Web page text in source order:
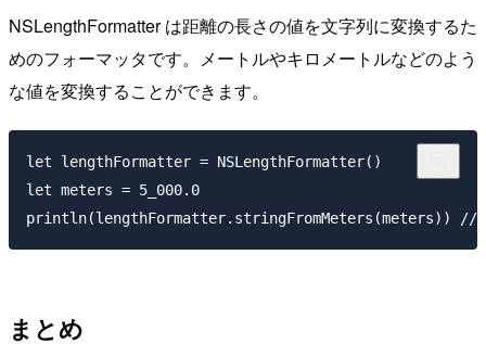
NSLengthFormatter は距離の長さの値を文字列に変換するた
めのフォーマッタです。メートルやキロメートルなどのよう
な値を変換することができます。
let lengthFormatter = NSLengthFormatter()
let meters = 5_000.0
まとめ